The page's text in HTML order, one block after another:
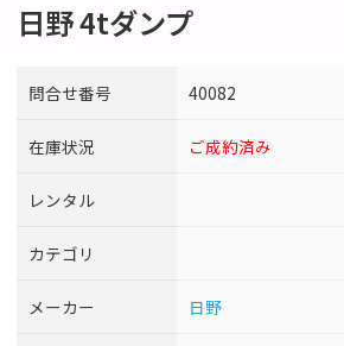
日野 4tダンプ
問合せ番号 40082
在庫状況 ご成約済み
レンタル
カテゴリ
メーカー 日野